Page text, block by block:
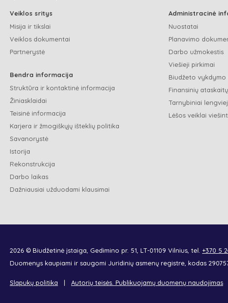
Veiklos sritys
Misija ir tikslai
Veiklos dokumentai
Partnerystė
Bendra informacija
Struktūra ir kontaktinė informacija
Žiniasklaidai
Teisinė informacija
Karjera ir žmogiškųjų išteklių politika
Savanorystė
Istorija
Rekonstrukcija
Darbo laikas
Dažniausiai užduodami klausimai
Administracinė
Nuostatai
Planavimo
Darbo užmokestis
Viešieji pirkimai
Biudžeto vykdymo
Finansinių
Tarnybiniai
Lėšos veiklai
2026 © Biudžetinė įstaiga, Gedimino pr. 51, LT-01109 Vilnius, tel. +370 5
Duomenys kaupiami ir saugomi Juridinių asmenų registre, kodas
Slapukų politika Autorių teisės. Publikuojamų duomenų naudojimas